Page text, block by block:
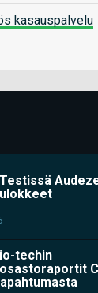
kasauspalvelu
techin